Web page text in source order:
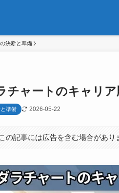
決断と準備
チャートのキャリア
準備 2026-05-22
の記事には広告を含む場合があり